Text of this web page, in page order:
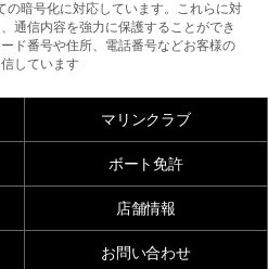
の暗号化に対応しています。これらに対
通信内容を強力に保護することができ
ド番号や住所、電話番号などお客様の
しています
マリンクラブ
ボート免許
店舗情報
お問い合わせ